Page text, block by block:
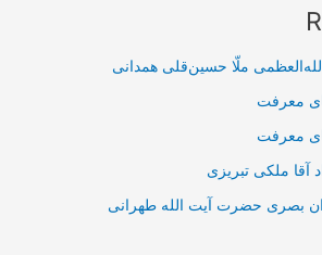
ملّا حسین‌قلی همدانی
معرفت
معرفت
آقا ملکی تبریزی
بصری حضرت آیت الله طهرانی